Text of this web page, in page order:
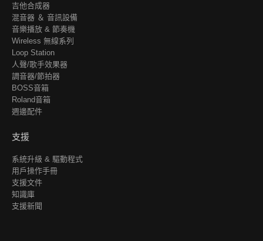
吉他合成器
混音器 ＆ 音訊設備
音樂播放 & 節奏機
Wireless 無線系列
Loop Station
人聲/歌手效果器
調音器/節拍器
BOSS音箱
Roland音箱
週邊配件
支援
系統升級 & 驅動程式
用戶操作手冊
支援文件
知識庫
支援新聞